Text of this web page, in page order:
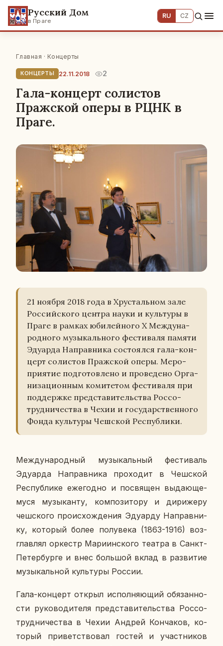
Русский Дом
в Праге
RU CZ
Главная · Концерты
КОНЦЕРТЫ 22.11.2018 2
Гала-концерт солистов
Пражской оперы в РЦНК в
Праге.
21 ноября 2018 года в Хру­сталь­ном зале
Рос­сий­ско­го центра науки и куль­ту­ры в
Праге в рамках юби­лей­но­го X Меж­ду­на­
род­но­го му­зы­каль­но­го фе­сти­ва­ля памяти
Эду­ар­да На­прав­ни­ка со­сто­ял­ся гала-кон­
церт со­ли­стов Праж­ской оперы. Ме­ро­
при­я­тие под­го­тов­ле­но и про­ве­де­но Ор­га­
ни­за­ци­он­ным ко­ми­те­том фе­сти­ва­ля при
под­держ­ке пред­ста­ви­тель­ства Рос­со­
труд­ни­че­ства в Чехии и го­су­дар­ствен­но­го
Фонда куль­ту­ры Чеш­ской Рес­пуб­ли­ки.
Меж­ду­на­род­ный му­зы­каль­ный фе­сти­валь
Эду­ар­да На­прав­ни­ка про­хо­дит в Чеш­ской
Рес­пуб­ли­ке еже­год­но и по­свя­щен вы­да­ю­ще­
му­ся му­зы­кан­ту, ком­по­зи­то­ру и ди­ри­же­ру
чеш­ско­го про­ис­хож­де­ния Эду­ар­ду На­прав­ни­
ку, ко­то­рый более по­лу­ве­ка (1863-1916) воз­
глав­лял ор­кестр Ма­ри­ин­ско­го театра в Санкт-
Пе­тер­бур­ге и внес боль­шой вклад в раз­ви­тие
му­зы­каль­ной куль­ту­ры России.
Гала-кон­церт открыл ис­пол­ня­ю­щий обя­зан­но­
сти ру­ко­во­ди­те­ля пред­ста­ви­тель­ства Рос­со­
труд­ни­че­ства в Чехии Андрей Кон­ча­ков, ко­
то­рый при­вет­ство­вал гостей и участ­ни­ков